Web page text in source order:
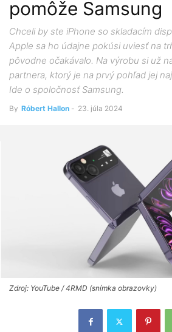
pomôže Samsung
Chceli by ste iPhone so skladacím
Apple sa ho údajne pokúsi uviesť na
pôvodne očakávalo. Na výrobu si už
partnera, ktorý je na prvý pohľad jej
Ide o spoločnosť Samsung.
By Róbert Hallon - 23. júla 2024
Zdroj: YouTube / 4RMD (snímka obrazovky)